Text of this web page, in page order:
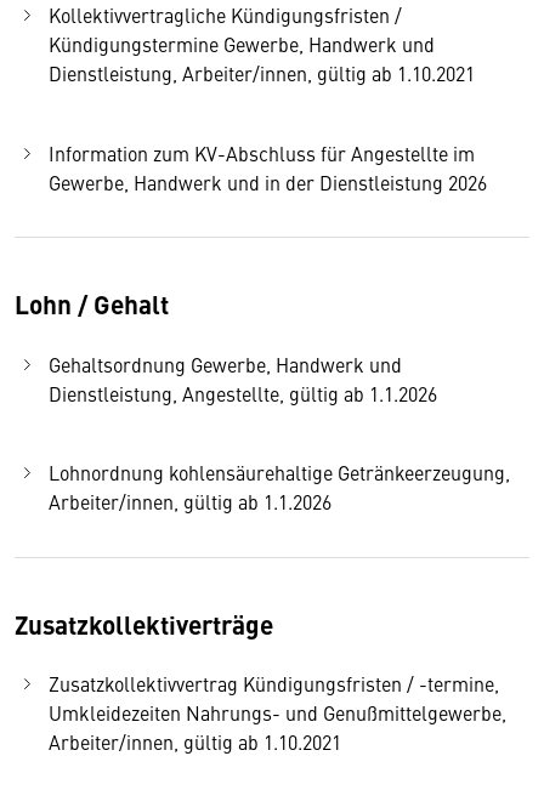
Kollektivvertragliche Kündigungsfristen /
Kündigungstermine Gewerbe, Handwerk und
Dienstleistung, Arbeiter/innen, gültig ab 1.10.2021
Information zum KV-Abschluss für Angestellte im
Gewerbe, Handwerk und in der Dienstleistung 2026
Lohn / Gehalt
Gehaltsordnung Gewerbe, Handwerk und
Dienstleistung, Angestellte, gültig ab 1.1.2026
Lohnordnung kohlensäurehaltige Getränkeerzeugung,
Arbeiter/innen, gültig ab 1.1.2026
Zusatzkollektiverträge
Zusatzkollektivvertrag Kündigungsfristen / -termine,
Umkleidezeiten Nahrungs- und Genußmittelgewerbe,
Arbeiter/innen, gültig ab 1.10.2021